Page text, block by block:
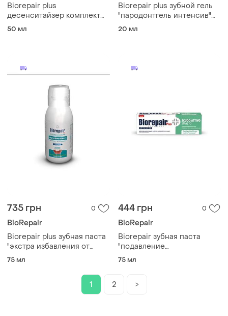
Biorepair plus
десенситайзер комплект
гель 50 ml + капа
50 мл
Biorepair plus зубной гель
"пародонтгель интенсив"
20 ml
20 мл
735 грн 0
BioRepair
Biorepair plus зубная паста
"экстра избавления от
чувствительности" 75 ml
75 мл
444 грн 0
BioRepair
Biorepair зубная паста
"подавление
чувствительности, двойное
75 мл
1 2 >